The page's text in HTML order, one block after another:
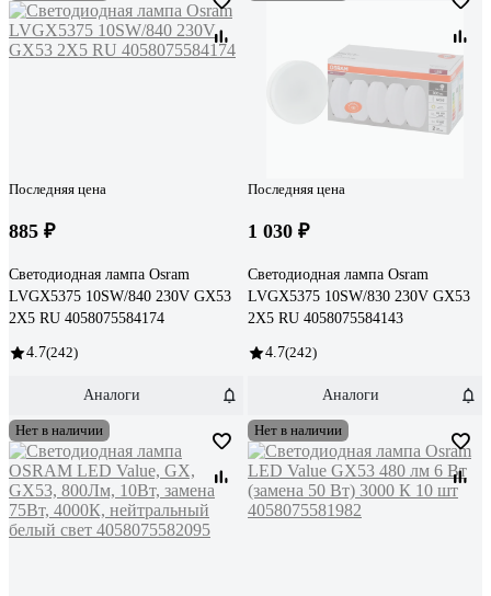
Последняя цена
885 ₽
Светодиодная лампа Osram
LVGX5375 10SW/840 230V GX53
2X5 RU 4058075584174
4.7(242)
Аналоги
Последняя цена
1 030 ₽
Светодиодная лампа Osram
LVGX5375 10SW/830 230V GX53
2X5 RU 4058075584143
4.7(242)
Аналоги
Нет в наличии Нет в наличии